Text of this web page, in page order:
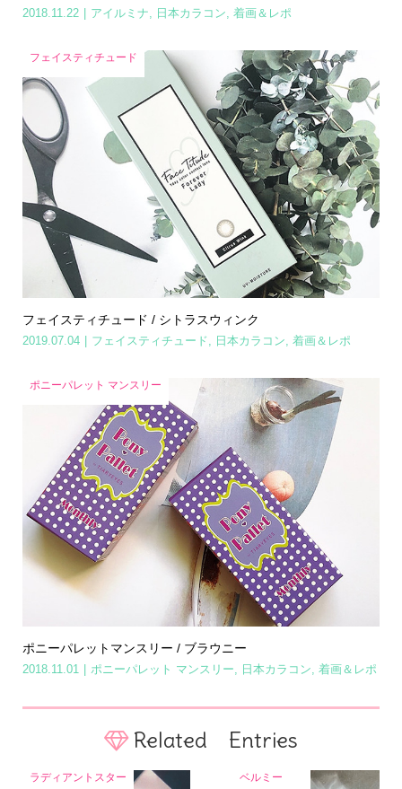
2018.11.22 アイルミナ 日本カラコン 着画＆レポ
フェイスティチュード
フェイスティチュード / シトラスウィンク
2019.07.04 フェイスティチュード, 日本カラコン, 着画＆レポ
ポニーパレット マンスリー
ポニーパレットマンスリー / ブラウニー
2018.11.01 ポニーパレット マンスリー, 日本カラコン, 着画＆レポ
Related Entries
ラディアントスター ベルミー